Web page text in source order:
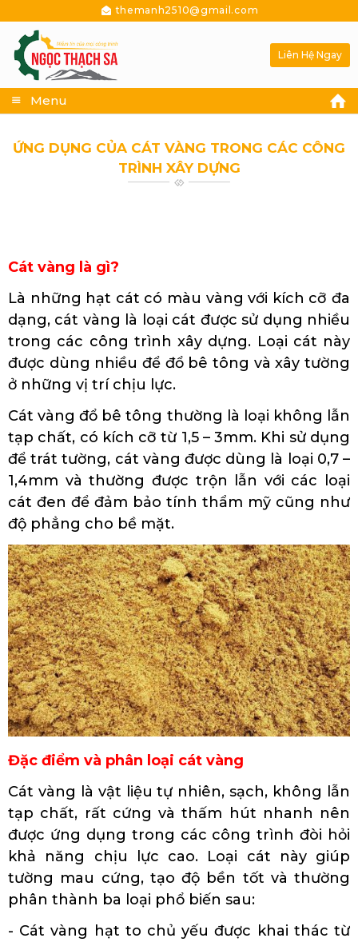
themanh2510@gmail.com
Menu
Liên Hệ Ngay
ỨNG DỤNG CỦA CÁT VÀNG TRONG CÁC CÔNG
TRÌNH XÂY DỰNG
Cát vàng là gì?
Là những hạt cát có màu vàng với kích cỡ đa
dạng, cát vàng là loại cát được sử dụng nhiều
trong các công trình xây dựng. Loại cát này
được dùng nhiều để đổ bê tông và xây tường
ở những vị trí chịu lực.
Cát vàng đổ bê tông thường là loại không lẫn
tạp chất, có kích cỡ từ 1,5 – 3mm. Khi sử dụng
để trát tường, cát vàng được dùng là loại 0,7 –
1,4mm và thường được trộn lẫn với các loại
cát đen để đảm bảo tính thẩm mỹ cũng như
độ phẳng cho bề mặt.
Đặc điểm và phân loại cát vàng
Cát vàng là vật liệu tự nhiên, sạch, không lẫn
tạp chất, rất cứng và thấm hút nhanh nên
được ứng dụng trong các công trình đòi hỏi
khả năng chịu lực cao. Loại cát này giúp
tường mau cứng, tạo độ bền tốt và thường
phân thành ba loại phổ biến sau:
- Cát vàng hạt to chủ yếu được khai thác từ